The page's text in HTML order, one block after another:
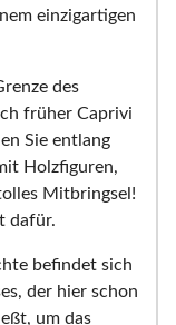
einzigartigen
des
früher Caprivi
Sie entlang
Holzfiguren,
Mitbringsel!
dafür.
befindet sich
der hier schon
um das